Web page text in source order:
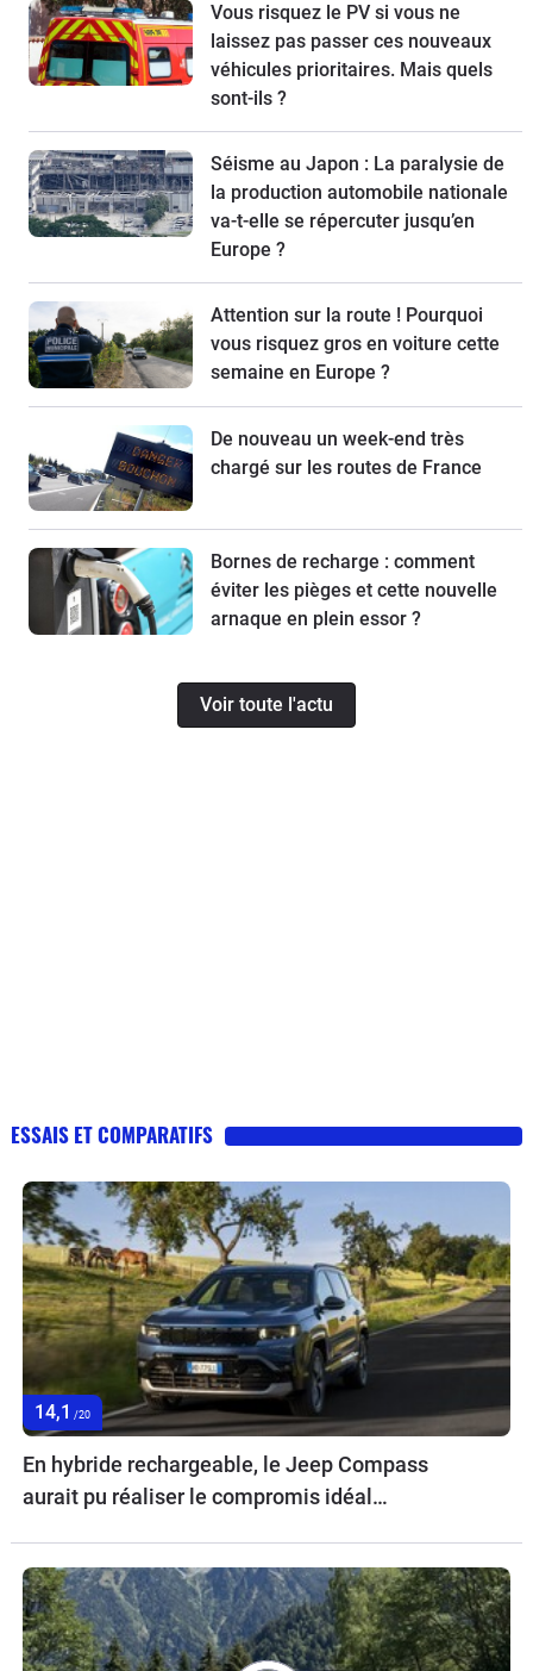
Vous risquez le PV si vous ne
laissez pas passer ces nouveaux
véhicules prioritaires. Mais quels
sont-ils ?
Séisme au Japon : La paralysie de
la production automobile nationale
va-t-elle se répercuter jusqu’en
Europe ?
Attention sur la route ! Pourquoi
vous risquez gros en voiture cette
semaine en Europe ?
De nouveau un week-end très
chargé sur les routes de France
Bornes de recharge : comment
éviter les pièges et cette nouvelle
arnaque en plein essor ?
Voir toute l'actu
ESSAIS ET COMPARATIFS
14,1 /20
En hybride rechargeable, le Jeep Compass
aurait pu réaliser le compromis idéal…